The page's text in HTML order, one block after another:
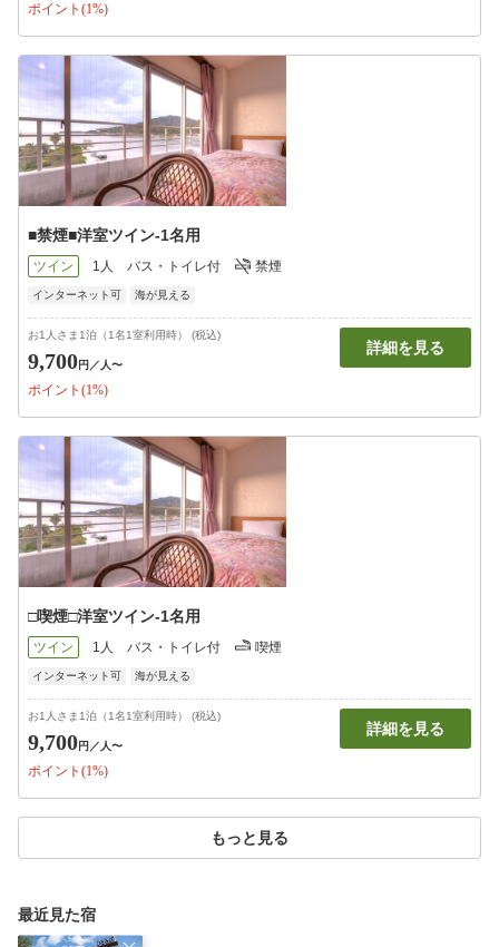
ポイント(1%)
■禁煙■洋室ツイン-1名用
ツイン 1人 バス・トイレ付 禁煙
インターネット可 海が見える
お1人さま1泊（1名1室利用時） (税込)
9,700円 ／人〜
ポイント(1%)
詳細を見る
□喫煙□洋室ツイン-1名用
ツイン 1人 バス・トイレ付 喫煙
インターネット可 海が見える
お1人さま1泊（1名1室利用時） (税込)
9,700円 ／人〜
ポイント(1%)
詳細を見る
もっと見る
最近見た宿